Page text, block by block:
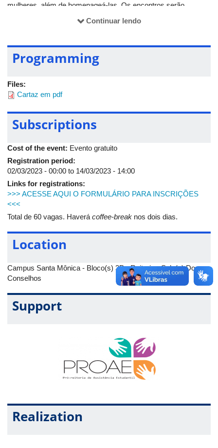
mulheres, além de homenageá-las. Os encontros serão
de Reuniões dos Conselhos. Dentre as atividades
relaxante e aplicação de auriculoterapia.
O público-alvo são as técnicas administrativas, professoras,
Continuar lendo
Programming
Files:
Cartaz em pdf
Subscriptions
Cost of the event: Evento gratuito
Registration period:
02/03/2023 - 00:00 to 14/03/2023 - 14:00
Links for registrations:
>>> ACESSE AQUI O FORMULÁRIO PARA INSCRIÇÕES
<<<
Total de 60 vagas. Haverá coffee-break nos dois dias.
Location
Campus Santa Mônica - Bloco(s) 3P - Reitoria - Sala(s) Dos
Conselhos
Support
Realization